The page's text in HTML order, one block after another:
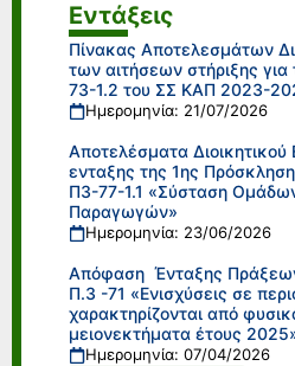
Εντάξεις
Πίνακας Αποτελεσμάτων
των αιτήσεων στήριξης
73-1.2 του ΣΣ ΚΑΠ 2023-
Ημερομηνία: 21/07/2026
Αποτελέσματα
ενταξης της 1ης
Π3-77-1.1 «Σύσταση
Παραγωγών»
Ημερομηνία: 23/06/2026
Απόφαση Ένταξης
Π.3 -71 «Ενισχύσεις σε
χαρακτηρίζονται από
μειονεκτήματα έτους
Ημερομηνία: 07/04/2026